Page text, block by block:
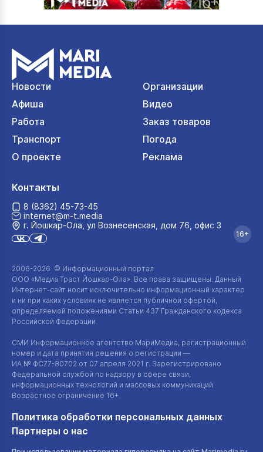
Новости
Организации
Афиша
Видео
Работа
Заказ товаров
Транспорт
Погода
О проекте
Реклама
2006-2026 © Информационный портал
ООО «Медиа Траст Йошкар-Ола». Все права защищены. Данный
Интернет-сайт носит исключительно информационный характер
и ни при каких условиях не является публичной офертой,
определяемой положениями Статьи 437 Гражданского кодекса
Российской Федерации.
СМИ Информационное агентство МариМедиа, регистрационный
номер и дата принятия решения о регистрации —
ИА № ФС77-80702 от 07 апреля 2021 г. Зарегистрировано
Федеральной службой по надзору в сфере связи,
информационных технологий и массовых коммуникаций.
Возрастное ограничение 16+.
Политика обработки персональных данных
Партнеры о нас
Контакты
8 (8362) 45-73-45
internet@m-t.media
г. Йошкар‑Ола, ул Вознесенская, дом 76, офис 3
16+